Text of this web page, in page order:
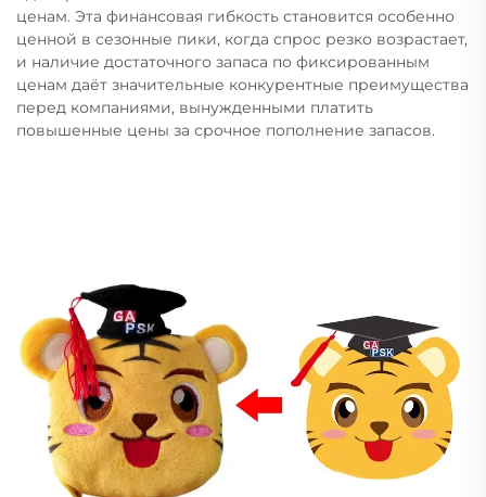
ценам. Эта финансовая гибкость становится особенно
ценной в сезонные пики, когда спрос резко возрастает,
и наличие достаточного запаса по фиксированным
ценам даёт значительные конкурентные преимущества
перед компаниями, вынужденными платить
повышенные цены за срочное пополнение запасов.